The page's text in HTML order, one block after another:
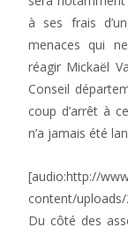
à ses frais
menaces qui
réagir Mickaël
Conseil
coup d’arrêt à
n’a jamais été
[audio:http://
content/
Du côté des